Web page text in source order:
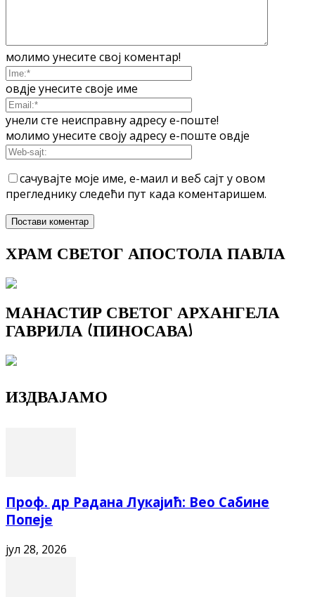
молимо унесите свој коментар!
овдје унесите своје име
унели сте неисправну адресу е-поште!
молимо унесите своју адресу е-поште овдје
сачувајте моје име, е-маил и веб сајт у овом
прегледнику следећи пут када коментаришем.
ХРАМ СВЕТОГ АПОСТОЛА ПАВЛА
МАНАСТИР СВЕТОГ АРХАНГЕЛА
ГАВРИЛА (ПИНОСАВА)
ИЗДВАЈАМО
Проф. др Радана Лукајић: Вео Сабине
Попеје
јул 28, 2026